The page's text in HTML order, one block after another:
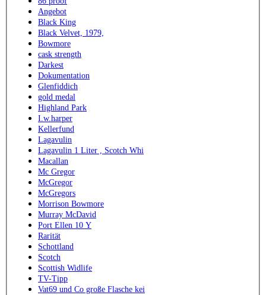
Angebot
Black King
Black Velvet, 1979,
Bowmore
cask strength
Darkest
Dokumentation
Glenfiddich
gold medal
Highland Park
I.w.harper
Kellerfund
Lagavulin
Lagavulin 1 Liter , Scotch Whi
Macallan
Mc Gregor
McGregor
McGregors
Morrison Bowmore
Murray McDavid
Port Ellen 10 Y
Rarität
Schottland
Scotch
Scottish Widlife
TV-Tipp
Vat69 und Co große Flasche kei